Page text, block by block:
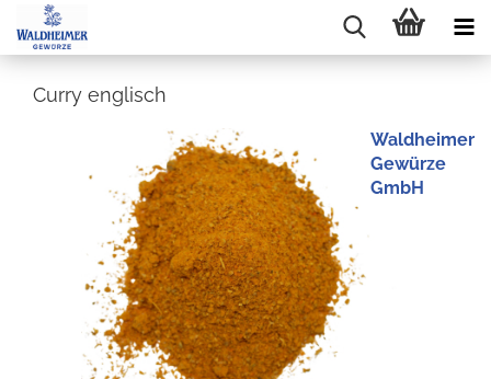
Curry englisch
Waldheimer
Gewürze
GmbH